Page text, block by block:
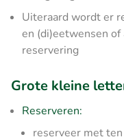
Uiteraard wordt er
en (di)eetwensen
reservering
Grote kleine
Reserveren:
reserveer met